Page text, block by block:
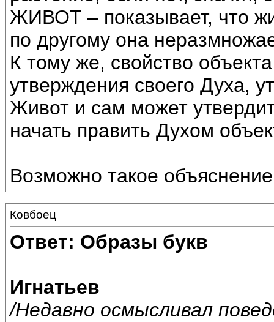
ЖИВОТ – показывает, что
по другому она
К тому же, свойство
утверждения своего Духа,
Живот и сам может
начать править Духом
Возможно такое
Ковбоец
Ответ: Образы букв
Игнатьев
/Недавно осмысливал